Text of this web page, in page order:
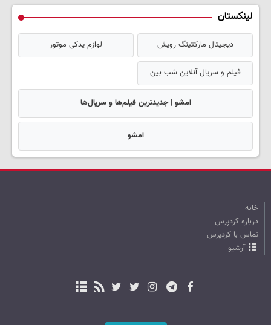
لینکستان
دیجیتال مارکتینگ رویش لوازم یدکی موتور
فیلم و سریال آنلاین شب بین
امشو | جدیدترین فیلم‌ها و سریال‌ها
امشو
خانه
درباره کردپرس
تماس با کردپرس
آرشیو